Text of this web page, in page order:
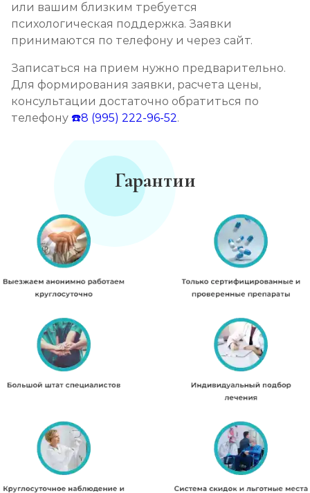
или вашим близким требуется
психологическая поддержка. Заявки
принимаются по телефону и через сайт.
Записаться на прием нужно предварительно.
Для формирования заявки, расчета цены,
консультации достаточно обратиться по
телефону ☎️8 (995) 222-96-52.
Гарантии